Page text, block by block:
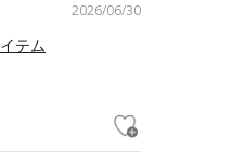
2026/06/30
テム